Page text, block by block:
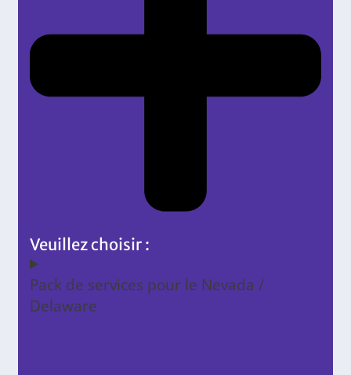
Veuillez choisir :
Pack de services pour le Nevada /
Delaware